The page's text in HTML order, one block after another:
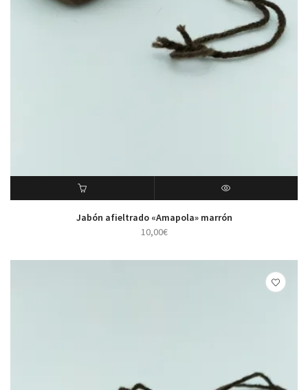
ADD TO CART VISTA RÁPIDA
Jabón afieltrado «Amapola» marrón
10,00€